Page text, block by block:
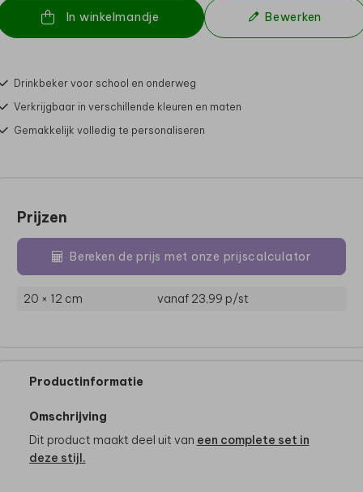
In winkelmandje Bewerken
Drinkbeker voor school en onderweg
Verkrijgbaar in verschillende kleuren en maten
Gemakkelijk volledig te personaliseren
Prijzen
Bereken de prijs met onze prijscalculator
20 × 12 cm vanaf 23,99 p/st
Productinformatie
Omschrijving
Dit product maakt deel uit van een complete set in
deze stijl.